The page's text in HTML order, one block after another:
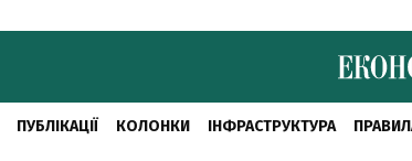
ПУБЛІКАЦІЇ КОЛОНКИ ІНФРАСТРУКТУРА